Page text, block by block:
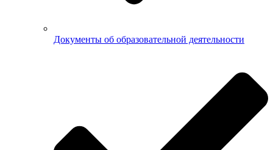
Документы об образовательной деятельности